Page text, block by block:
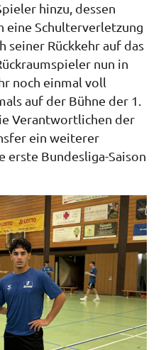
hinzu, dessen
eine Schulterverletzung
seiner Rückkehr auf das
nun in
noch einmal voll
auf der Bühne der 1.
Verantwortlichen der
ein weiterer
Bundesliga-Saison